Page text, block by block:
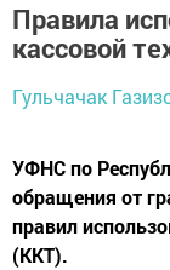
Правила
кассовой
Гульчачак
УФНС по
обращения от
правил
(ККТ).